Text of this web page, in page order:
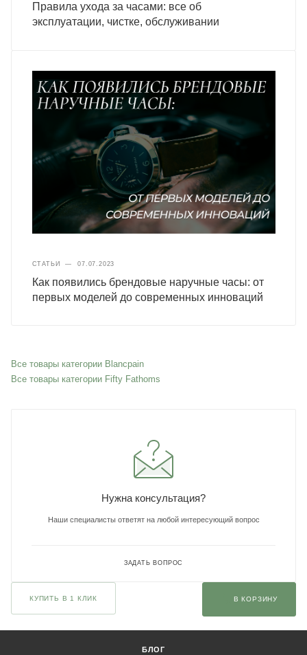
Правила ухода за часами: все об
эксплуатации, чистке, обслуживании
СТАТЬИ — 07.07.2023
Как появились брендовые наручные часы: от
первых моделей до современных инноваций
Все товары категории Blancpain
Все товары категории Fifty Fathoms
Нужна консультация?
Наши специалисты ответят на любой интересующий вопрос
ЗАДАТЬ ВОПРОС
КУПИТЬ В 1 КЛИК В КОРЗИНУ
БЛОГ